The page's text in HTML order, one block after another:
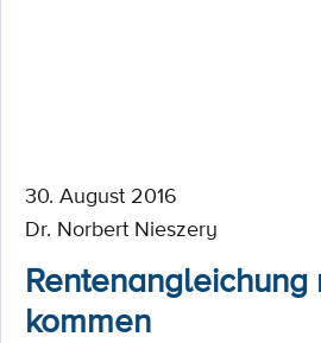
30. August 2016
Dr. Norbert Nieszery
kommen